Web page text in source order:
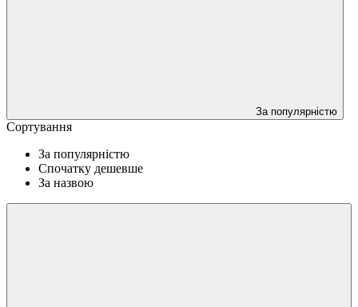
За популярністю
Сортування
За популярністю
Спочатку дешевше
За назвою